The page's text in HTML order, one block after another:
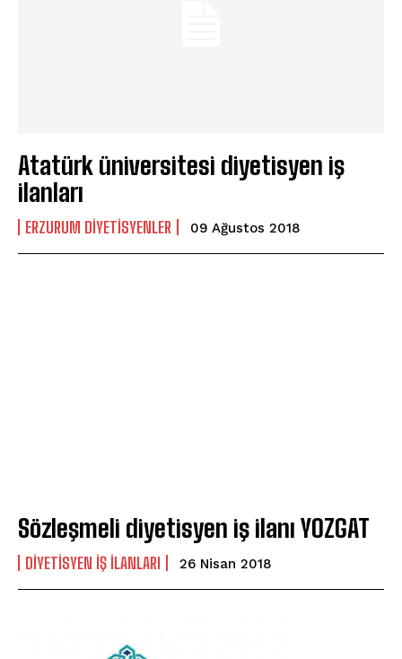
Atatürk üniversitesi diyetisyen iş
ilanları
ERZURUM DIYETISYENLER 09 Ağustos 2018
Sözleşmeli diyetisyen iş ilanı YOZGAT
DIYETISYEN İŞ İLANLARI 26 Nisan 2018